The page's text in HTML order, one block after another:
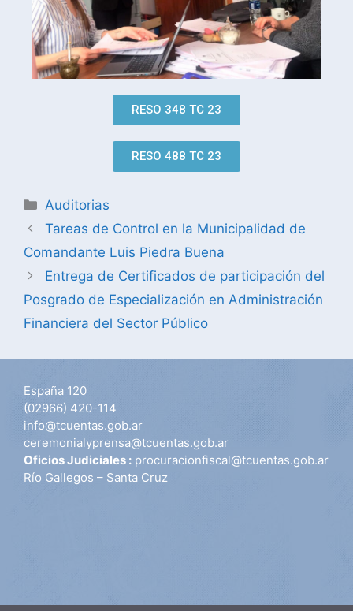
RESO 348 TC 23
RESO 488 TC 23
Auditorias
Tareas de Control en la Municipalidad de
Comandante Luis Piedra Buena
Entrega de Certificados de participación del
Posgrado de Especialización en Administración
Financiera del Sector Público
España 120
(02966) 420-114
info@tcuentas.gob.ar
ceremonialyprensa@tcuentas.gob.ar
Oficios Judiciales : procuracionfiscal@tcuentas.gob.ar
Río Gallegos – Santa Cruz